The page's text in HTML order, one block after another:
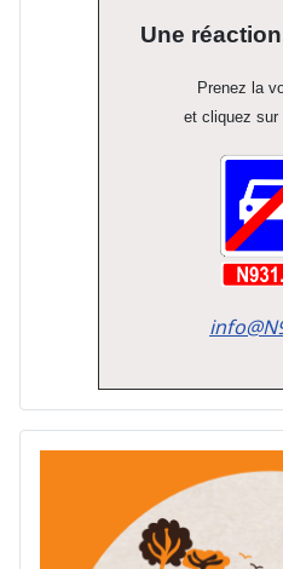
Une
Prenez la
et cliquez sur